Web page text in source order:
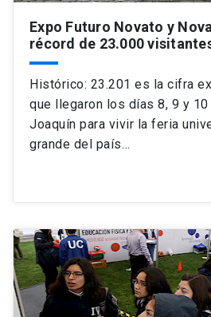
Expo Futuro Novato y
récord de 23.000
Histórico: 23.201 es la cifra
que llegaron los días 8, 9 y 10
Joaquín para vivir la feria
grande del país…